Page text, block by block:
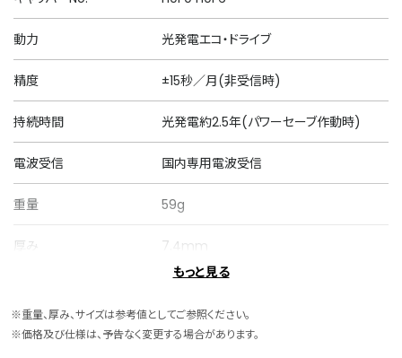
動力 光発電エコ・ドライブ
精度 ±15秒／月(非受信時)
持続時間 光発電約2.5年(パワーセーブ作動時)
電波受信 国内専用電波受信
重量 59g
厚み 7.4mm
ケース素材 ステンレス
もっと見る
※重量、厚み、サイズは参考値としてご参照ください。
※価格及び仕様は、予告なく変更する場合があります。